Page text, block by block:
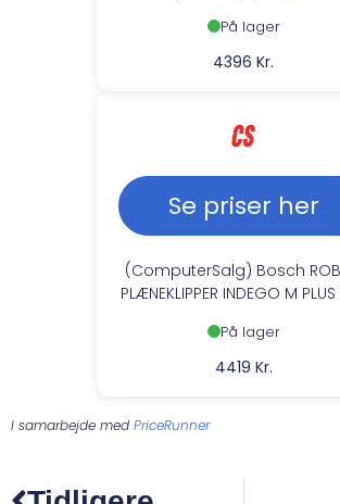
levering hos dig 07-08-2026
På lager
4396 Kr.
Se priser her
(ComputerSalg) Bosch
PLÆNEKLIPPER INDEGO M
På lager
4419 Kr.
I samarbejde med PriceRunner